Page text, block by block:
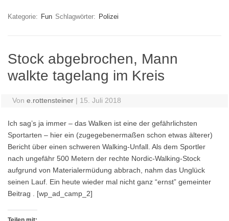
Kategorie: Fun Schlagwörter: Polizei
Stock abgebrochen, Mann
walkte tagelang im Kreis
Vone.rottensteiner | 15. Juli 2018
Ich sag’s ja immer – das Walken ist eine der gefährlichsten
Sportarten – hier ein (zugegebenermaßen schon etwas älterer)
Bericht über einen schweren Walking-Unfall. Als dem Sportler
nach ungefähr 500 Metern der rechte Nordic-Walking-Stock
aufgrund von Materialermüdung abbrach, nahm das Unglück
seinen Lauf. Ein heute wieder mal nicht ganz “ernst” gemeinter
Beitrag . [wp_ad_camp_2]